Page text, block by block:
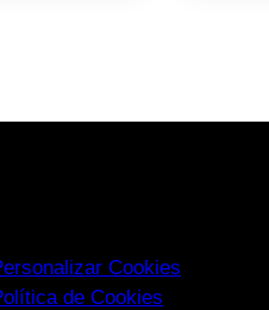
Cookies
de Cookies